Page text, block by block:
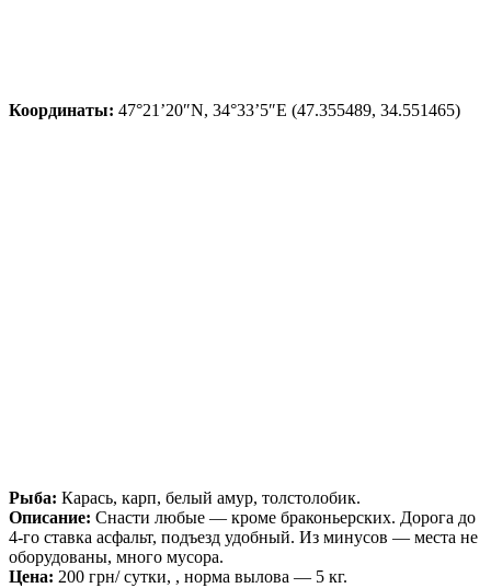
Координаты: 47°21’20″N, 34°33’5″E (47.355489, 34.551465)
Рыба: Карась, карп, белый амур, толстолобик.
Описание: Снасти любые — кроме браконьерских. Дорога до
4-го ставка асфальт, подъезд удобный. Из минусов — места не
оборудованы, много мусора.
Цена: 200 грн/ сутки, , норма вылова — 5 кг.